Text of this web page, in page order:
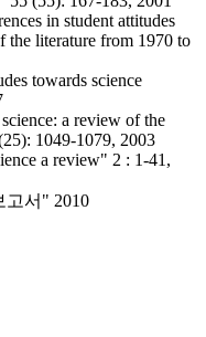
in student attitudes
the literature from 1970 to
towards science
a review of the
1049-1079, 2003
a review" 2 : 1-41,
고서" 2010